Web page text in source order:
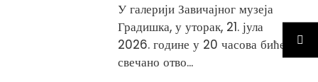
У галерији Завичајног музеја
Градишка, у уторак, 21. јула
2026. године у 20 часова биће
свечано отво...